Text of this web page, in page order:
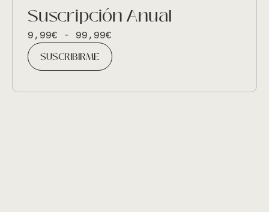
Suscripción Anual
9,99€ - 99,99€
SUSCRIBIRME